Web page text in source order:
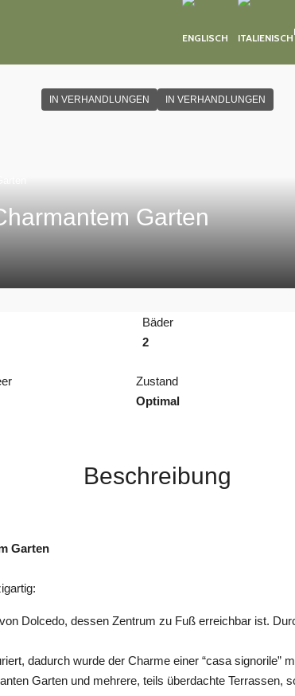
IN VERHANDLUNGEN IN VERHANDLUNGEN
Garten
Bäder
2
Zustand
Optimal
Beschreibung
Garten
Dolcedo, dessen Zentrum zu Fuß erreichbar ist.
dadurch wurde der Charme einer “casa signorile”
Garten und mehrere, teils überdachte Terrassen,